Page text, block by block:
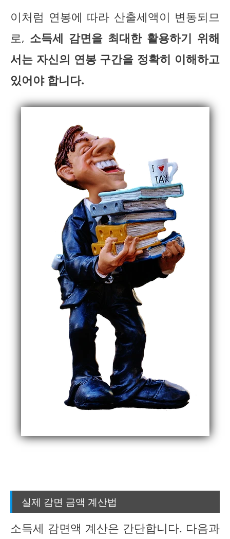
이처럼 연봉에 따라 산출세액이 변동되므
로, 소득세 감면을 최대한 활용하기 위해
서는 자신의 연봉 구간을 정확히 이해하고
있어야 합니다.
실제 감면 금액 계산법
소득세 감면액 계산은 간단합니다. 다음과